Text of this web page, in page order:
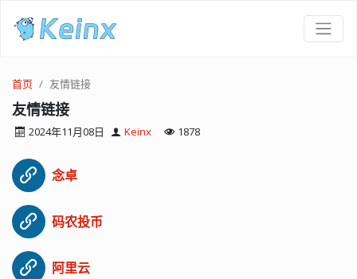
首页 友情链接
友情链接
2024年11月08日 Keinx 1878
念卓
码农投币
阿里云